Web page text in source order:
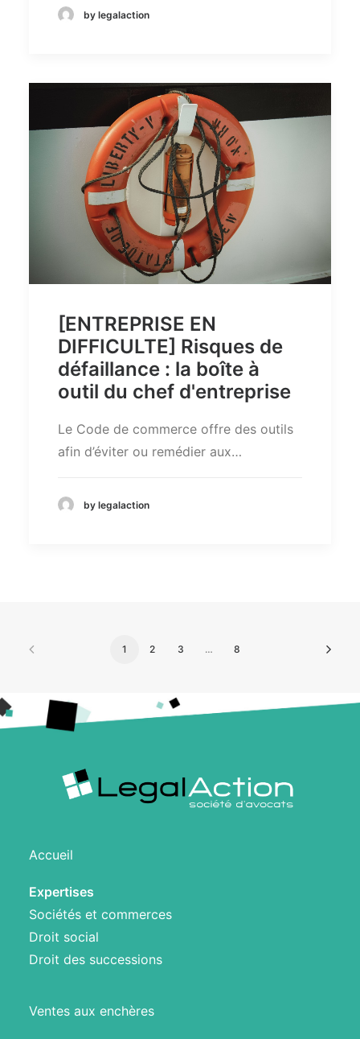
by legalaction
[ENTREPRISE EN
DIFFICULTE] Risques de
défaillance : la boîte à
outil du chef d'entreprise
Le Code de commerce offre des outils
afin d’éviter ou remédier aux…
by legalaction
1 2 3 … 8
Accueil
Expertises
Sociétés et commerces
Droit social
Droit des successions
Ventes aux enchères